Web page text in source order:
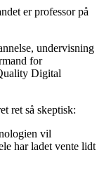
er professor på
undervisning
for
Digital
ret så skeptisk:
vil
har ladet vente lidt